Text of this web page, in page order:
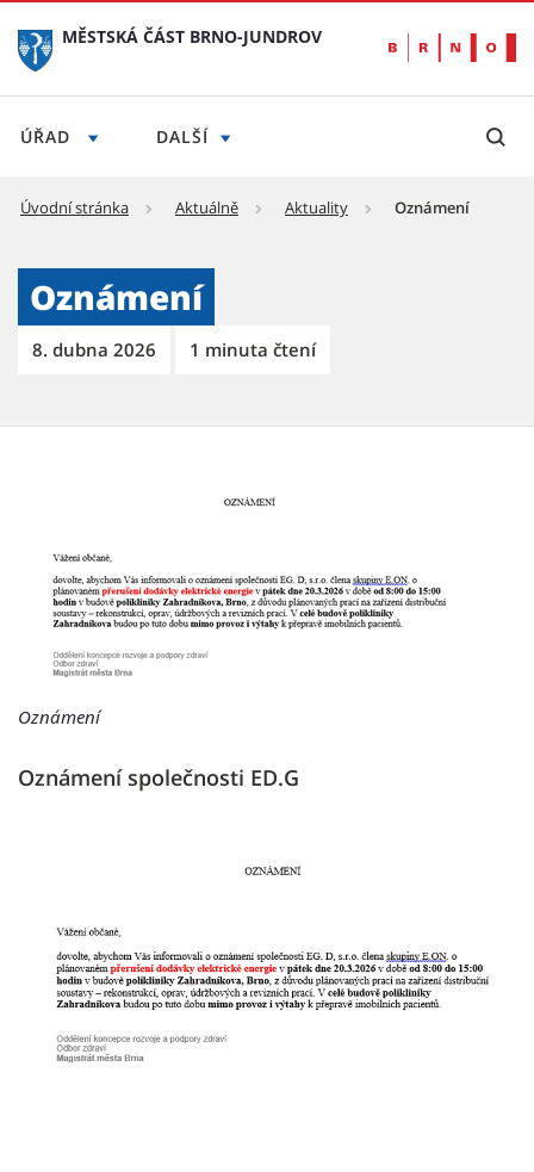
MĚSTSKÁ ČÁST BRNO-JUNDROV
ÚŘAD DALŠÍ
Úvodní stránka Aktuálně Aktuality Oznámení
Oznámení
8. dubna 2026 1 minuta čtení
Oznámení
Oznámení společnosti ED.G